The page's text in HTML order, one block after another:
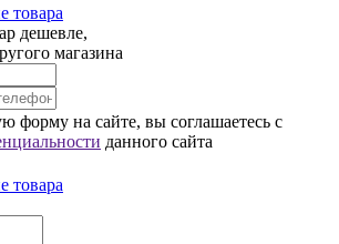
товара
дешевле,
магазина
форму на сайте, вы соглашаетесь с
данного сайта
товара